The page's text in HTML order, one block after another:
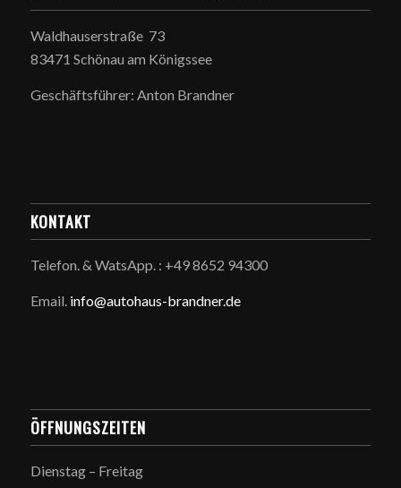
Waldhauserstraße 73
83471 Schönau am Königssee
Geschäftsführer: Anton Brandner
KONTAKT
Telefon. & WatsApp. : +49 8652 94300
Email. info@autohaus-brandner.de
ÖFFNUNGSZEITEN
Dienstag – Freitag